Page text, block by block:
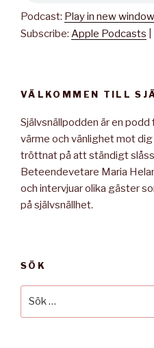
Podcast: Play in new window
Subscribe: Apple Podcasts
VÄLKOMMEN TILL
Självsnällpodden är en
värme och vänlighet mot dig
tröttnat på att ständigt slåss
Beteendevetare Maria
och intervjuar olika gäster
på självsnällhet.
SÖK